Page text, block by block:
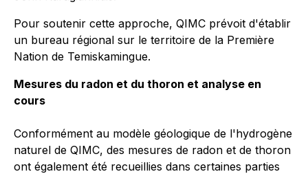
Pour soutenir cette approche, QIMC prévoit d'établir
un bureau régional sur le territoire de la Première
Nation de Temiskamingue.
Mesures du radon et du thoron et analyse en
cours
Conformément au modèle géologique de l'hydrogène
naturel de QIMC, des mesures de radon et de thoron
ont également été recueillies dans certaines parties